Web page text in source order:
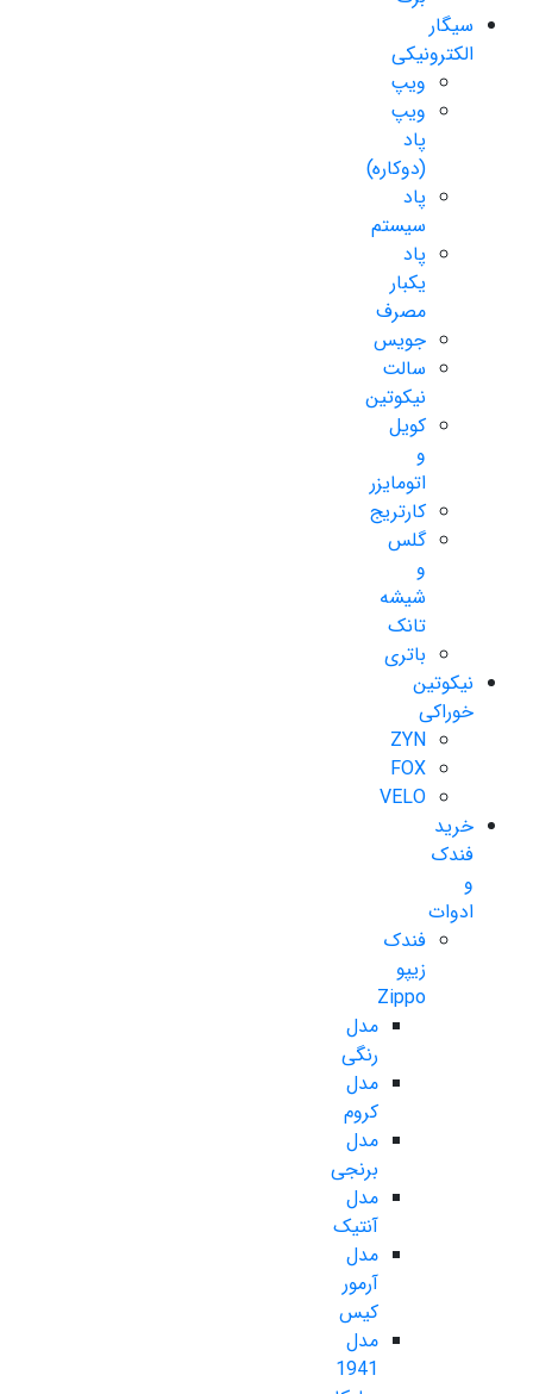
سیگار
الکترونیکی
ویپ
ویپ
پاد
(دوکاره)
پاد
سیستم
پاد
یکبار
مصرف
جویس
سالت
نیکوتین
کویل
و
اتومایزر
کارتریج
گلس
و
شیشه
تانک
باتری
نیکوتین
خوراکی
ZYN
FOX
VELO
خرید
فندک
و
ادوات
فندک
زیپو
Zippo
مدل
رنگی
مدل
کروم
مدل
برنجی
مدل
آنتیک
مدل
آرمور
کیس
مدل
1941